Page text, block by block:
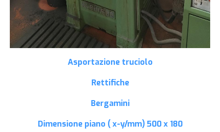
Asportazione truciolo
Rettifiche
Bergamini
Dimensione piano ( x-y/mm)500 x 180